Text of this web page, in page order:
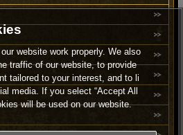
website work properly. We also
traffic of our website, to provide
tailored to your interest, and to li
media. If you select “Accept All
will be used on our website.